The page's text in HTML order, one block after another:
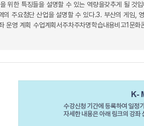
위한 특징들을 설명할 수 있는 역량을갖추게 될
의 주요첨단 산업을 설명할 수 있다.3. 부산의 게임,
운영 계획 수업계획서주차주차명학습내용비고1